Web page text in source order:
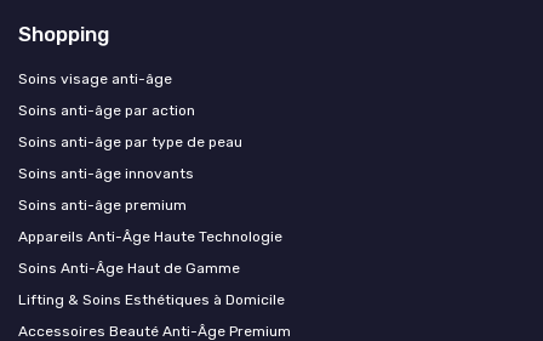
Shopping
Soins visage anti-âge
Soins anti-âge par action
Soins anti-âge par type de peau
Soins anti-âge innovants
Soins anti-âge premium
Appareils Anti-Âge Haute Technologie
Soins Anti-Âge Haut de Gamme
Lifting & Soins Esthétiques à Domicile
Accessoires Beauté Anti-Âge Premium